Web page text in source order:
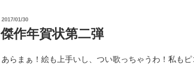
投
稿
日:
2017/01/30
傑作年賀状第二弾
あらまぁ！絵も上手いし、つい歌っちゃうわ！私も